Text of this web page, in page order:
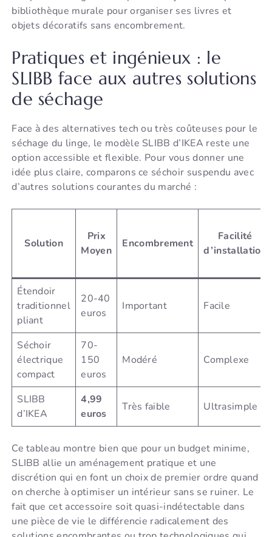
bibliothèque murale pour organiser ses livres et
objets décoratifs sans encombrement.
Pratiques et ingénieux : le
SLIBB face aux autres solutions
de séchage
Face à des alternatives tech ou très coûteuses pour le
séchage du linge, le modèle SLIBB d’IKEA reste une
option accessible et flexible. Pour vous donner une
idée plus claire, comparons ce séchoir suspendu avec
d’autres solutions courantes du marché :
Solution
Prix
Moyen
Encombrement
Facilité
d’installation
Étendoir
traditionnel
pliant
20-40
euros
Important Facile
Séchoir
électrique
compact
70-
150
euros
Modéré Complexe
SLIBB
d’IKEA
4,99
euros
Très faible Ultrasimple
Ce tableau montre bien que pour un budget minime,
SLIBB allie un aménagement pratique et une
discrétion qui en font un choix de premier ordre quand
on cherche à optimiser un intérieur sans se ruiner. Le
fait que cet accessoire soit quasi-indétectable dans
une pièce de vie le différencie radicalement des